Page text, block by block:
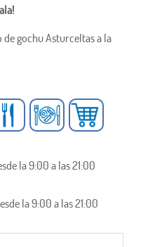
gochu Asturceltas a la
la 9:00 a las 21:00
la 9:00 a las 21:00